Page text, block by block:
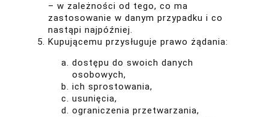
– w zależności od tego, co ma
zastosowanie w danym przypadku i co
nastąpi najpóźniej.
Kupującemu przysługuje prawo żądania:
dostępu do swoich danych
osobowych,
ich sprostowania,
usunięcia,
ograniczenia przetwarzania,